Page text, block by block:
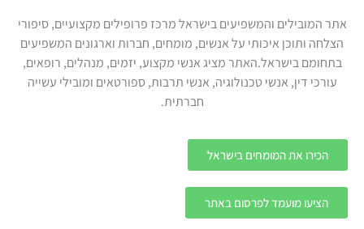
אתר המובילים והמשפיעים בישראל מרכז פרופילים מקצועיים, סיפורי
הצלחה ותוכן איכותי על אנשים, מומחים, חברות וארגונים המשפיעים
בתחומם בישראל.האתר מציג אנשי מקצוע, יזמים, מנהלים, רופאים,
עורכי דין, אנשי טכנולוגיה, אנשי תרבות, ספורטאים ומובילי עשייה
חברתית.
הכירו את המומחים בישראל
הציעו מועמד לפרסום באתר